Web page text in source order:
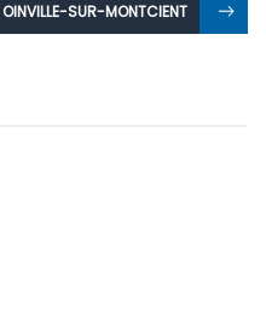
OINVILLE-SUR-MONTCIENT